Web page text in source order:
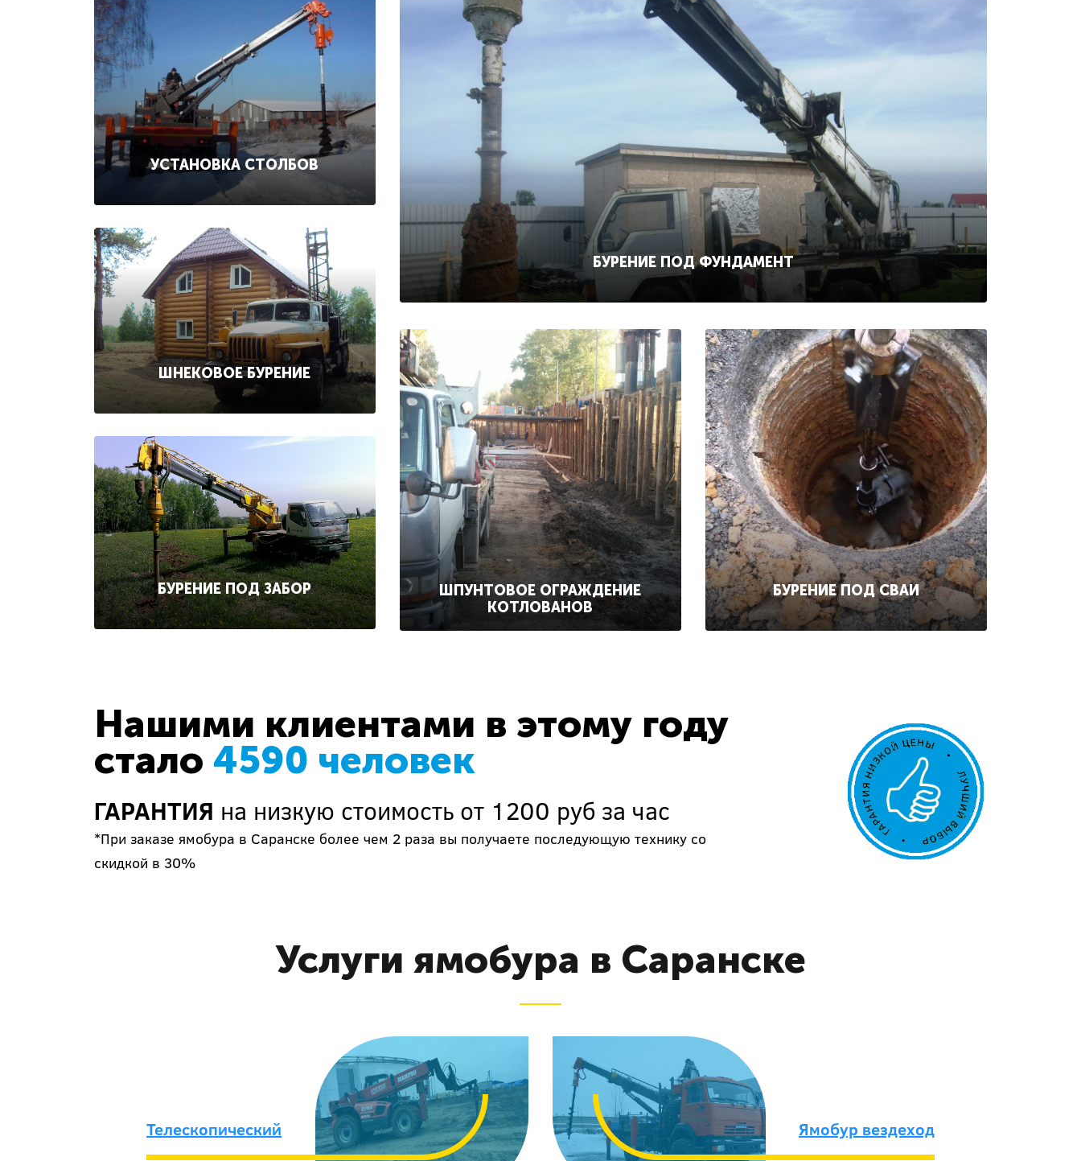
УСТАНОВКА СТОЛБОВ
ШНЕКОВОЕ БУРЕНИЕ
БУРЕНИЕ ПОД ЗАБОР
БУРЕНИЕ ПОД ФУНДАМЕНТ
ШПУНТОВОЕ ОГРАЖДЕНИЕ
КОТЛОВАНОВ
БУРЕНИЕ ПОД СВАИ
Нашими клиентами в этому году
стало 4590 человек
ГАРАНТИЯ на низкую стоимость от 1200 руб за час
*При заказе ямобура в Саранске более чем 2 раза вы получаете последующую технику со
скидкой в 30%
Услуги ямобура в Саранске
Телескопический Ямобур вездеход